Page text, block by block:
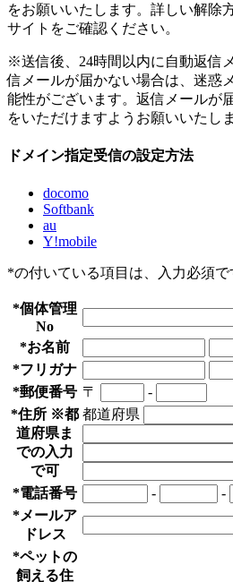
をお願いいたします。詳しい解除
サイトをご確認ください。
※送信後、24時間以内に自動返信
信メールが届かない場合は、迷惑
能性がございます。返信メールが
をいただけますようお願いいたしま
ドメイン指定受信の設定方法
docomo
Softbank
au
Y!mobile
*の付いている項目は、入力必須で
*個体管理
No
*お名前
*フリガナ
*郵便番号 〒
-
*住所 ※都
道府県ま
での入力
で可
都道府県
*電話番号 -
-
*メールア
ドレス
*ペットの
飼える住